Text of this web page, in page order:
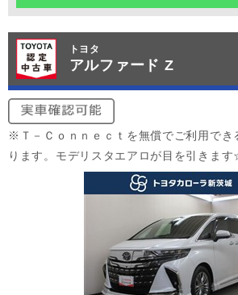
トヨタ
アルファード Z
※Ｔ－Ｃｏｎｎｅｃｔを無償でご利用でき
ります。モデリスタエアロが目を引きま